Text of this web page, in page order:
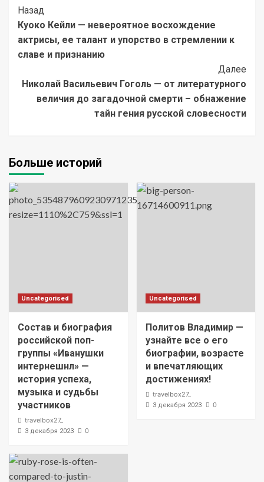
Post
Navigation
Назад
Куоко Кейли — невероятное восхождение
актрисы, ее талант и упорство в стремлении к
славе и признанию
Далее
Николай Васильевич Гоголь — от литературного
величия до загадочной смерти – обнажение
тайн гения русской словесности
Больше историй
Uncategorised
Состав и биография
российской поп-
группы «Иванушки
интернешнл» —
история успеха,
музыка и судьбы
участников
travelbox27_
3 декабря 2023 0
Uncategorised
Политов Владимир —
узнайте все о его
биографии, возрасте
и впечатляющих
достижениях!
travelbox27_
3 декабря 2023 0